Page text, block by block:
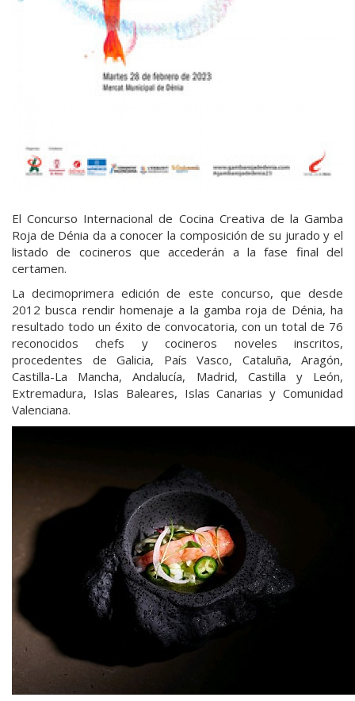
El Concurso Internacional de Cocina Creativa de la Gamba
Roja de Dénia da a conocer la composición de su jurado y el
listado de cocineros que accederán a la fase final del
certamen.
La decimoprimera edición de este concurso, que desde
2012 busca rendir homenaje a la gamba roja de Dénia, ha
resultado todo un éxito de convocatoria, con un total de 76
reconocidos chefs y cocineros noveles inscritos,
procedentes de Galicia, País Vasco, Cataluña, Aragón,
Castilla-La Mancha, Andalucía, Madrid, Castilla y León,
Extremadura, Islas Baleares, Islas Canarias y Comunidad
Valenciana.